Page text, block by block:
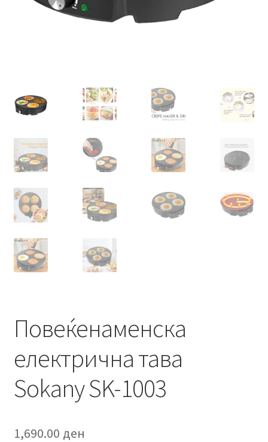
Повеќенаменска
електрична тава
Sokany SK-1003
1,690.00 ден